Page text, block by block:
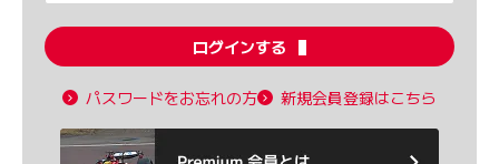
ログインする
パスワードをお忘れの方 新規会員登録はこちら